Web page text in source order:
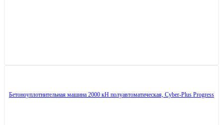
Бетоноуплотнительная машина 2000 кН полуавтоматическая, Cyber-Plus Progress